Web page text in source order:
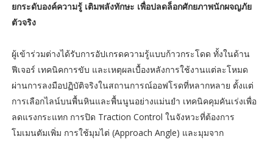
ยกระดับองค์ความรู้ เติมพลังทักษะ เพื่อปลดล็อกศักยภาพนักผจญภัย
ตัวจริง
ผู้เข้าร่วมต่างได้รับการอัปเกรดความรู้แบบก้าวกระโดด ทั้งในด้าน
ฟีเจอร์ เทคนิคการขับ และเหตุผลเบื้องหลังการใช้งานแต่ละโหมด
ผ่านการลงมือปฏิบัติจริงในสถานการณ์ออฟโรดที่หลากหลาย ตั้งแต่
การเลือกไลน์บนพื้นหินและพื้นนูนอย่างแม่นยำ เทคนิคคุมคันเร่งเพื่อ
ลดแรงกระแทก การปิด Traction Control ในจังหวะที่ต้องการ
โมเมนตัมเพิ่ม การใช้มุมไต่ (Approach Angle) และมุมจาก